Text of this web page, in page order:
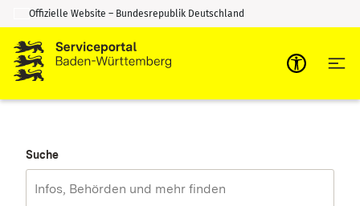
Zum Inhalt springen
Zur Suche springen
Offizielle Website – Bundesrepublik Deutschland
Suche